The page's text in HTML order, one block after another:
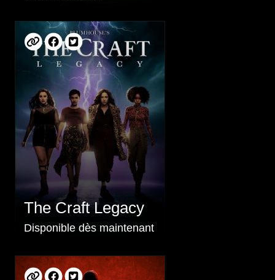
The Craft Legacy
Disponible dès maintenant